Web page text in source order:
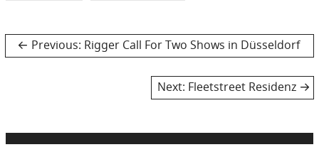
Post
Previous: Previous
Rigger Call For Two Shows in Düsseldorf
Next: Next
Fleetstreet Residenz